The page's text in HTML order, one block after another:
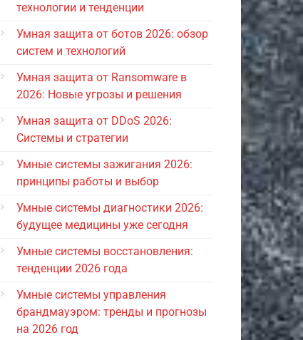
технологии и тенденции
Умная защита от ботов 2026: обзор
систем и технологий
Умная защита от Ransomware в
2026: Новые угрозы и решения
Умная защита от DDoS 2026:
Системы и стратегии
Умные системы зажигания 2026:
принципы работы и выбор
Умные системы диагностики 2026:
будущее медицины уже сегодня
Умные системы восстановления:
тенденции 2026 года
Умные системы управления
брандмауэром: тренды и прогнозы
на 2026 год